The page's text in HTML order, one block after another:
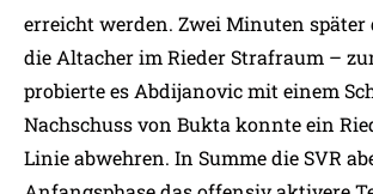
erreicht werden. Zwei Minuten
die Altacher im Rieder Strafraum –
probierte es Abdijanovic mit einem
Nachschuss von Bukta konnte ein
Linie abwehren. In Summe die SVR